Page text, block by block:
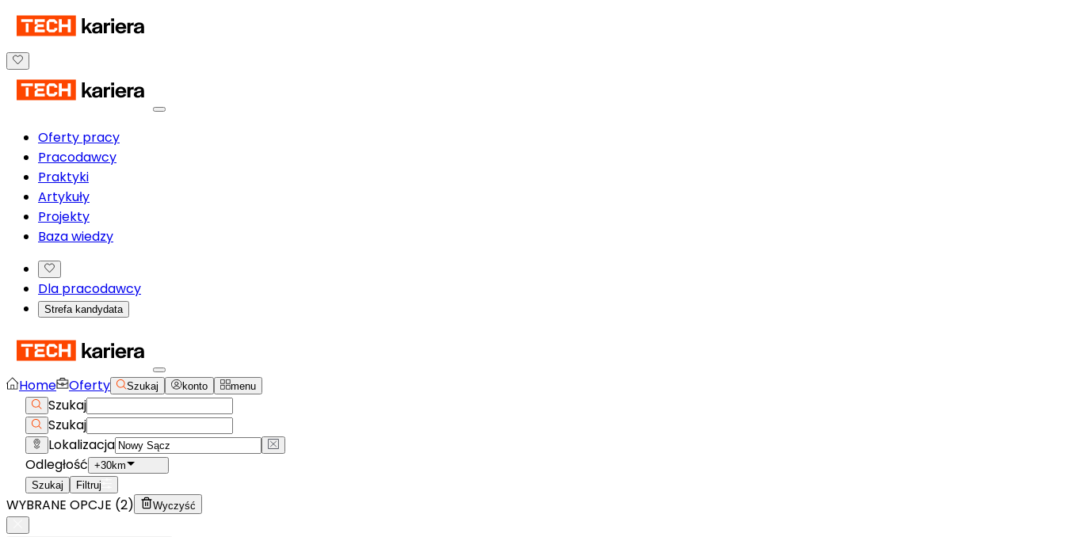
Oferty pracy
Pracodawcy
Praktyki
Artykuły
Projekty
Baza wiedzy
Dla pracodawcy
Strefa kandydata
Home Oferty Szukaj konto menu
Szukaj
Szukaj
Lokalizacja
Odległość +30km
Szukaj
Filtruj
WYBRANE OPCJE (2) Wyczyść